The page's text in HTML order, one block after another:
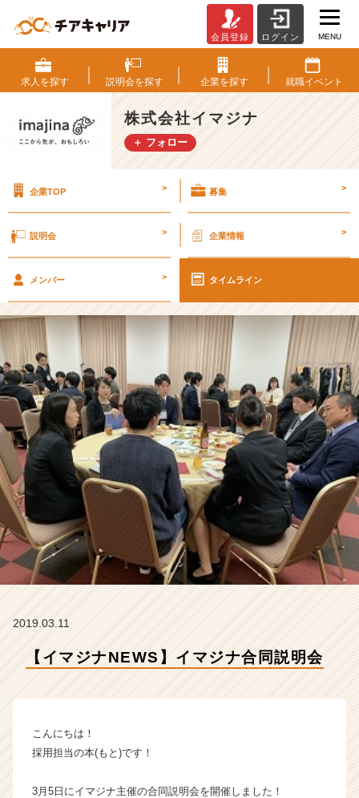
マ
ジ
ナ
N
E
W
ジ
同
会
社
イ
マ
ジ
ナ
の
タ
イ
ラ
イ
ン】
|
ャ
ー・
長
か
ス
会員登録 ログイン MENU
求人を探す 説明会を探す 企業を探す 就職イベント
株式会社イマジナ
＋ フォロー
企業TOP > 募集 >
説明会 > 企業情報 >
メンバー > タイムライン
2019.03.11
【イマジナNEWS】イマジナ合同説明会
こんにちは！
採用担当の本(もと)です！
3月5日にイマジナ主催の合同説明会を開催しました！